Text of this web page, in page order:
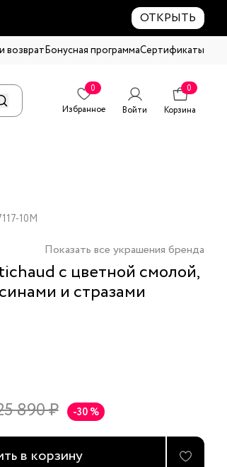
ОТКРЫТЬ
возвратБонусная программаСертификаты
0
Избранное
Войти
0
Корзина
10M
Показать все украшения бренда
с цветной смолой,
и стразами
890 ₽ -30 %
в корзину